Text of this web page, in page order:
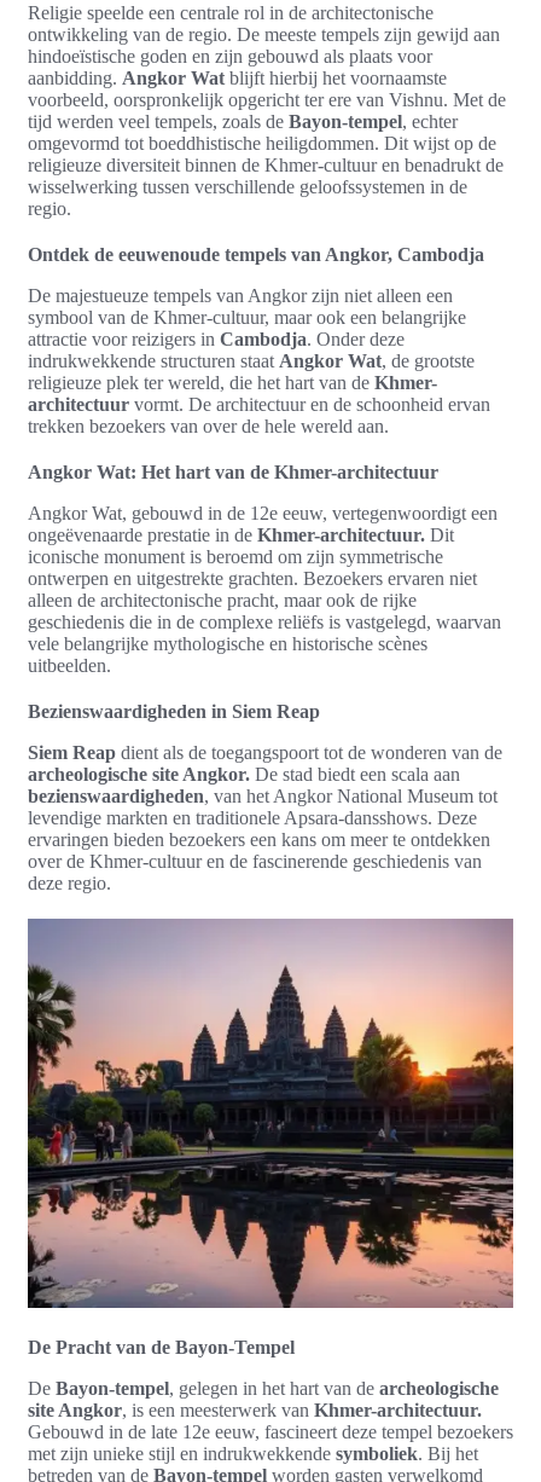
Religie speelde een centrale rol in de architectonische
ontwikkeling van de regio. De meeste tempels zijn gewijd aan
hindoeïstische goden en zijn gebouwd als plaats voor
aanbidding. Angkor Wat blijft hierbij het voornaamste
voorbeeld, oorspronkelijk opgericht ter ere van Vishnu. Met de
tijd werden veel tempels, zoals de Bayon-tempel, echter
omgevormd tot boeddhistische heiligdommen. Dit wijst op de
religieuze diversiteit binnen de Khmer-cultuur en benadrukt de
wisselwerking tussen verschillende geloofssystemen in de
regio.
Ontdek de eeuwenoude tempels van Angkor, Cambodja
De majestueuze tempels van Angkor zijn niet alleen een
symbool van de Khmer-cultuur, maar ook een belangrijke
attractie voor reizigers in Cambodja. Onder deze
indrukwekkende structuren staat Angkor Wat, de grootste
religieuze plek ter wereld, die het hart van de Khmer-
architectuur vormt. De architectuur en de schoonheid ervan
trekken bezoekers van over de hele wereld aan.
Angkor Wat: Het hart van de Khmer-architectuur
Angkor Wat, gebouwd in de 12e eeuw, vertegenwoordigt een
ongeëvenaarde prestatie in de Khmer-architectuur. Dit
iconische monument is beroemd om zijn symmetrische
ontwerpen en uitgestrekte grachten. Bezoekers ervaren niet
alleen de architectonische pracht, maar ook de rijke
geschiedenis die in de complexe reliëfs is vastgelegd, waarvan
vele belangrijke mythologische en historische scènes
uitbeelden.
Bezienswaardigheden in Siem Reap
Siem Reap dient als de toegangspoort tot de wonderen van de
archeologische site Angkor. De stad biedt een scala aan
bezienswaardigheden, van het Angkor National Museum tot
levendige markten en traditionele Apsara-dansshows. Deze
ervaringen bieden bezoekers een kans om meer te ontdekken
over de Khmer-cultuur en de fascinerende geschiedenis van
deze regio.
De Pracht van de Bayon-Tempel
De Bayon-tempel, gelegen in het hart van de archeologische
site Angkor, is een meesterwerk van Khmer-architectuur.
Gebouwd in de late 12e eeuw, fascineert deze tempel bezoekers
met zijn unieke stijl en indrukwekkende symboliek. Bij het
betreden van de Bayon-tempel worden gasten verwelkomd